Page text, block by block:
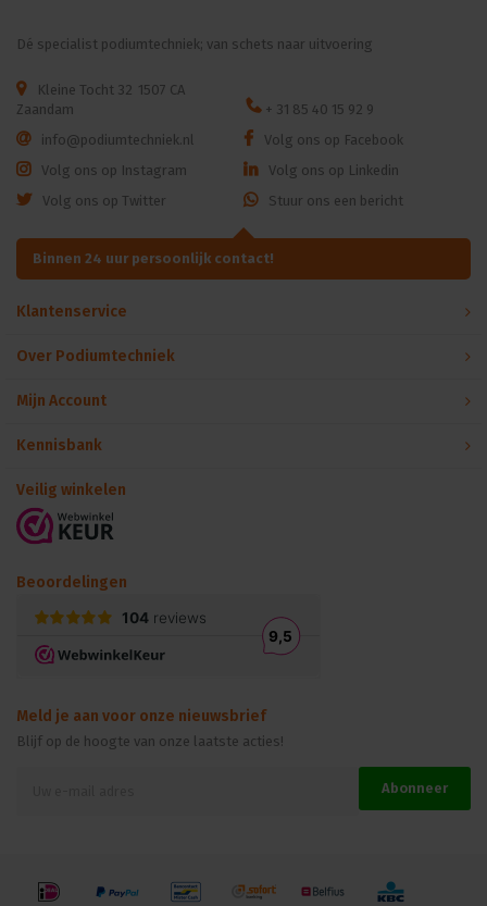
Dé specialist podiumtechniek; van schets naar uitvoering
Kleine Tocht 32 1507 CA
Zaandam
+ 31 85 40 15 92 9
info@podiumtechniek.nl
Volg ons op Facebook
Volg ons op Instagram
Volg ons op Linkedin
Volg ons op Twitter
Stuur ons een bericht
Binnen 24 uur persoonlijk contact!
Klantenservice
Over Podiumtechniek
Mijn Account
Kennisbank
Veilig winkelen
Beoordelingen
Meld je aan voor onze nieuwsbrief
Blijf op de hoogte van onze laatste acties!
Abonneer